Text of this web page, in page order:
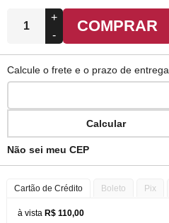
+
-
COMPRAR
Calcule o frete e o prazo de entrega.
Calcular
Não sei meu CEP
Cartão de Crédito Boleto Pix
à vista R$ 110,00